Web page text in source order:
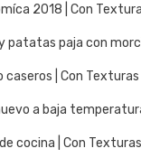
2018 | Con
patatas paja con
caseros | Con
a baja
de cocina | Con